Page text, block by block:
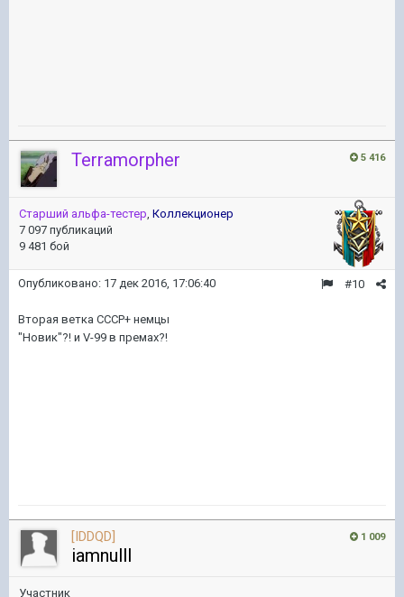
5 416
Terramorpher
Старший альфа-тестер, Коллекционер
7 097 публикаций
9 481 бой
#10
Опубликовано: 17 дек 2016, 17:06:40
Вторая ветка СССР+ немцы
"Новик"?! и V-99 в премах?!
1 009
[IDDQD]
iamnulll
Участник